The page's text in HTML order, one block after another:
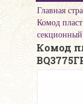
Главная
Комод
Комод